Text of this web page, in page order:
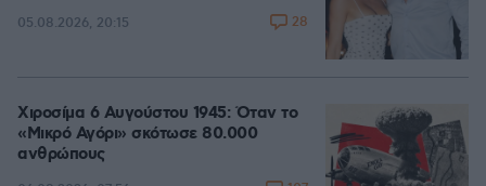
05.08.2026, 20:15 28
Χιροσίμα 6 Αυγούστου 1945: Όταν το
«Μικρό Αγόρι» σκότωσε 80.000
ανθρώπους